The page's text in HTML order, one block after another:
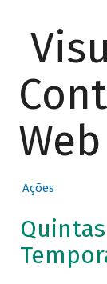
Web
Ações